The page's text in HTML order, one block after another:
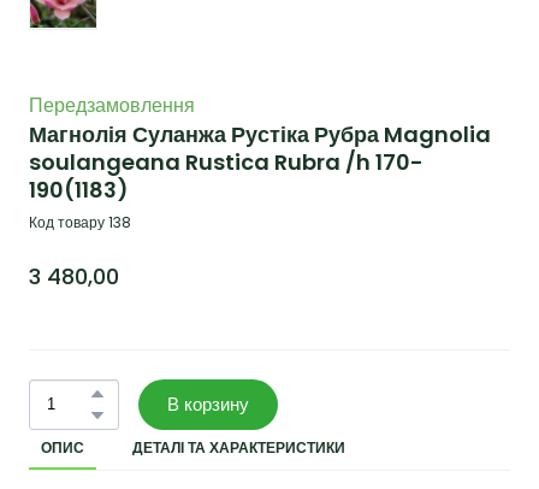
Передзамовлення
Магнолія Суланжа Рустіка Рубра Magnolia
soulangeana Rustica Rubra /h 170-
190(1183)
Код товару 138
3 480,00
В корзину
ОПИС ДЕТАЛІ ТА ХАРАКТЕРИСТИКИ